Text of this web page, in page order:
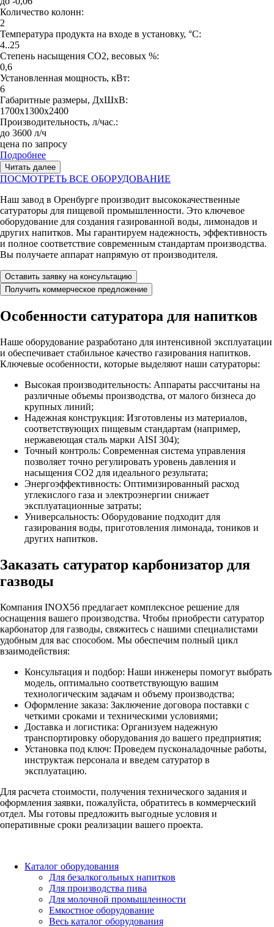
Количество колонн:
2
Температура продукта на входе в установку, °С:
4..25
Степень насыщения СО2, весовых %:
0,6
Установленная мощность, кВт:
6
Габаритные размеры, ДхШхВ:
1700х1300х2400
Производительность, л/час.:
до 3600 л/ч
цена по запросу
Подробнее
Читать далее
ПОСМОТРЕТЬ ВСЕ ОБОРУДОВАНИЕ
Наш завод в Оренбурге производит высококачественные
сатураторы для пищевой промышленности. Это ключевое
оборудование для создания газированной воды, лимонадов и
других напитков. Мы гарантируем надежность, эффективность
и полное соответствие современным стандартам производства.
Вы получаете аппарат напрямую от производителя.
Оставить заявку на консультацию
Получить коммерческое предложение
Особенности сатуратора для напитков
Наше оборудование разработано для интенсивной эксплуатации
и обеспечивает стабильное качество газирования напитков.
Ключевые особенности, которые выделяют наши сатураторы:
Высокая производительность: Аппараты рассчитаны на
различные объемы производства, от малого бизнеса до
крупных линий;
Надежная конструкция: Изготовлены из материалов,
соответствующих пищевым стандартам (например,
нержавеющая сталь марки AISI 304);
Точный контроль: Современная система управления
позволяет точно регулировать уровень давления и
насыщения CO2 для идеального результата;
Энергоэффективность: Оптимизированный расход
углекислого газа и электроэнергии снижает
эксплуатационные затраты;
Универсальность: Оборудование подходит для
газирования воды, приготовления лимонада, тоников и
других напитков.
Заказать сатуратор карбонизатор для
газводы
Компания INOX56 предлагает комплексное решение для
оснащения вашего производства. Чтобы приобрести сатуратор
карбонатор для газводы, свяжитесь с нашими специалистами
удобным для вас способом. Мы обеспечим полный цикл
взаимодействия:
Консультация и подбор: Наши инженеры помогут выбрать
модель, оптимально соответствующую вашим
технологическим задачам и объему производства;
Оформление заказа: Заключение договора поставки с
четкими сроками и техническими условиями;
Доставка и логистика: Организуем надежную
транспортировку оборудования до вашего предприятия;
Установка под ключ: Проведем пусконаладочные работы,
инструктаж персонала и введем сатуратор в
эксплуатацию.
Для расчета стоимости, получения технического задания и
оформления заявки, пожалуйста, обратитесь в коммерческий
отдел. Мы готовы предложить выгодные условия и
оперативные сроки реализации вашего проекта.
Каталог оборудования
Для безалкогольных напитков
Для производства пива
Для молочной промышленности
Емкостное оборудование
Весь каталог оборудования